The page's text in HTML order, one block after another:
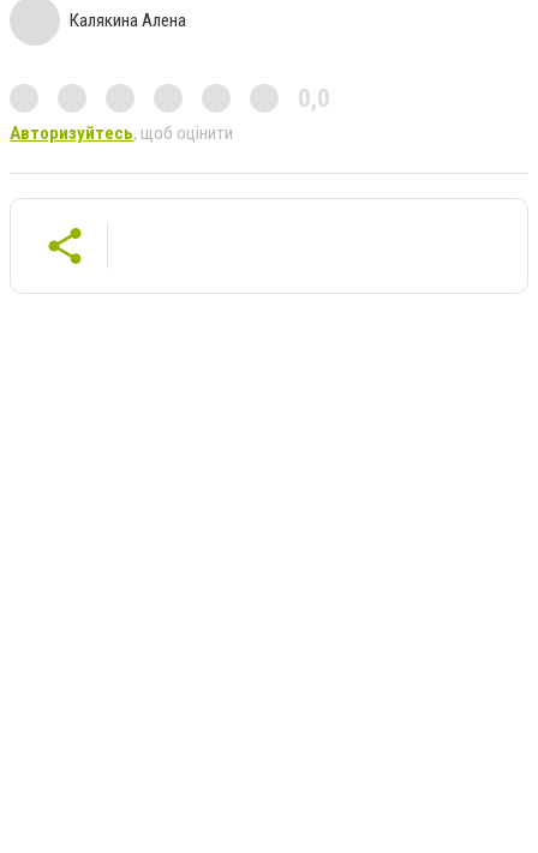
Калякина Алена
0,0
Авторизуйтесь, щоб оцінити